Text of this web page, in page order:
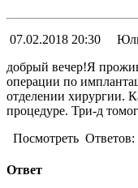
07.02.2018 20:30
добрый вечер!Я
операции по
отделении хирургии.
процедуре. Три-д
Посмотреть Ответов:
Ответ